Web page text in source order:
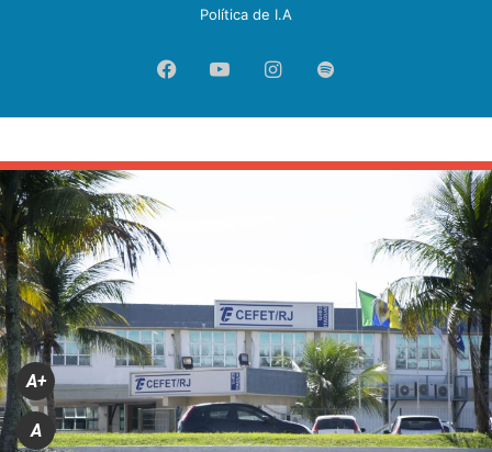
Política de I.A
FacebookYouTubeInstagram
Spotify
A+
A